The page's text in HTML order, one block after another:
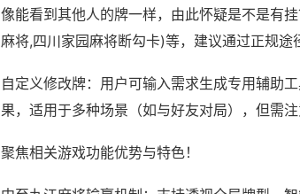
像能看到其他人的牌一样，由此怀疑是不是有
麻将,四川家园麻将断勾卡)等，建议通过正规途
自定义修改牌：用户可输入需求生成专用辅助
果，适用于多种场景（如与好友对局），但需
聚焦相关游戏功能优势与特色！